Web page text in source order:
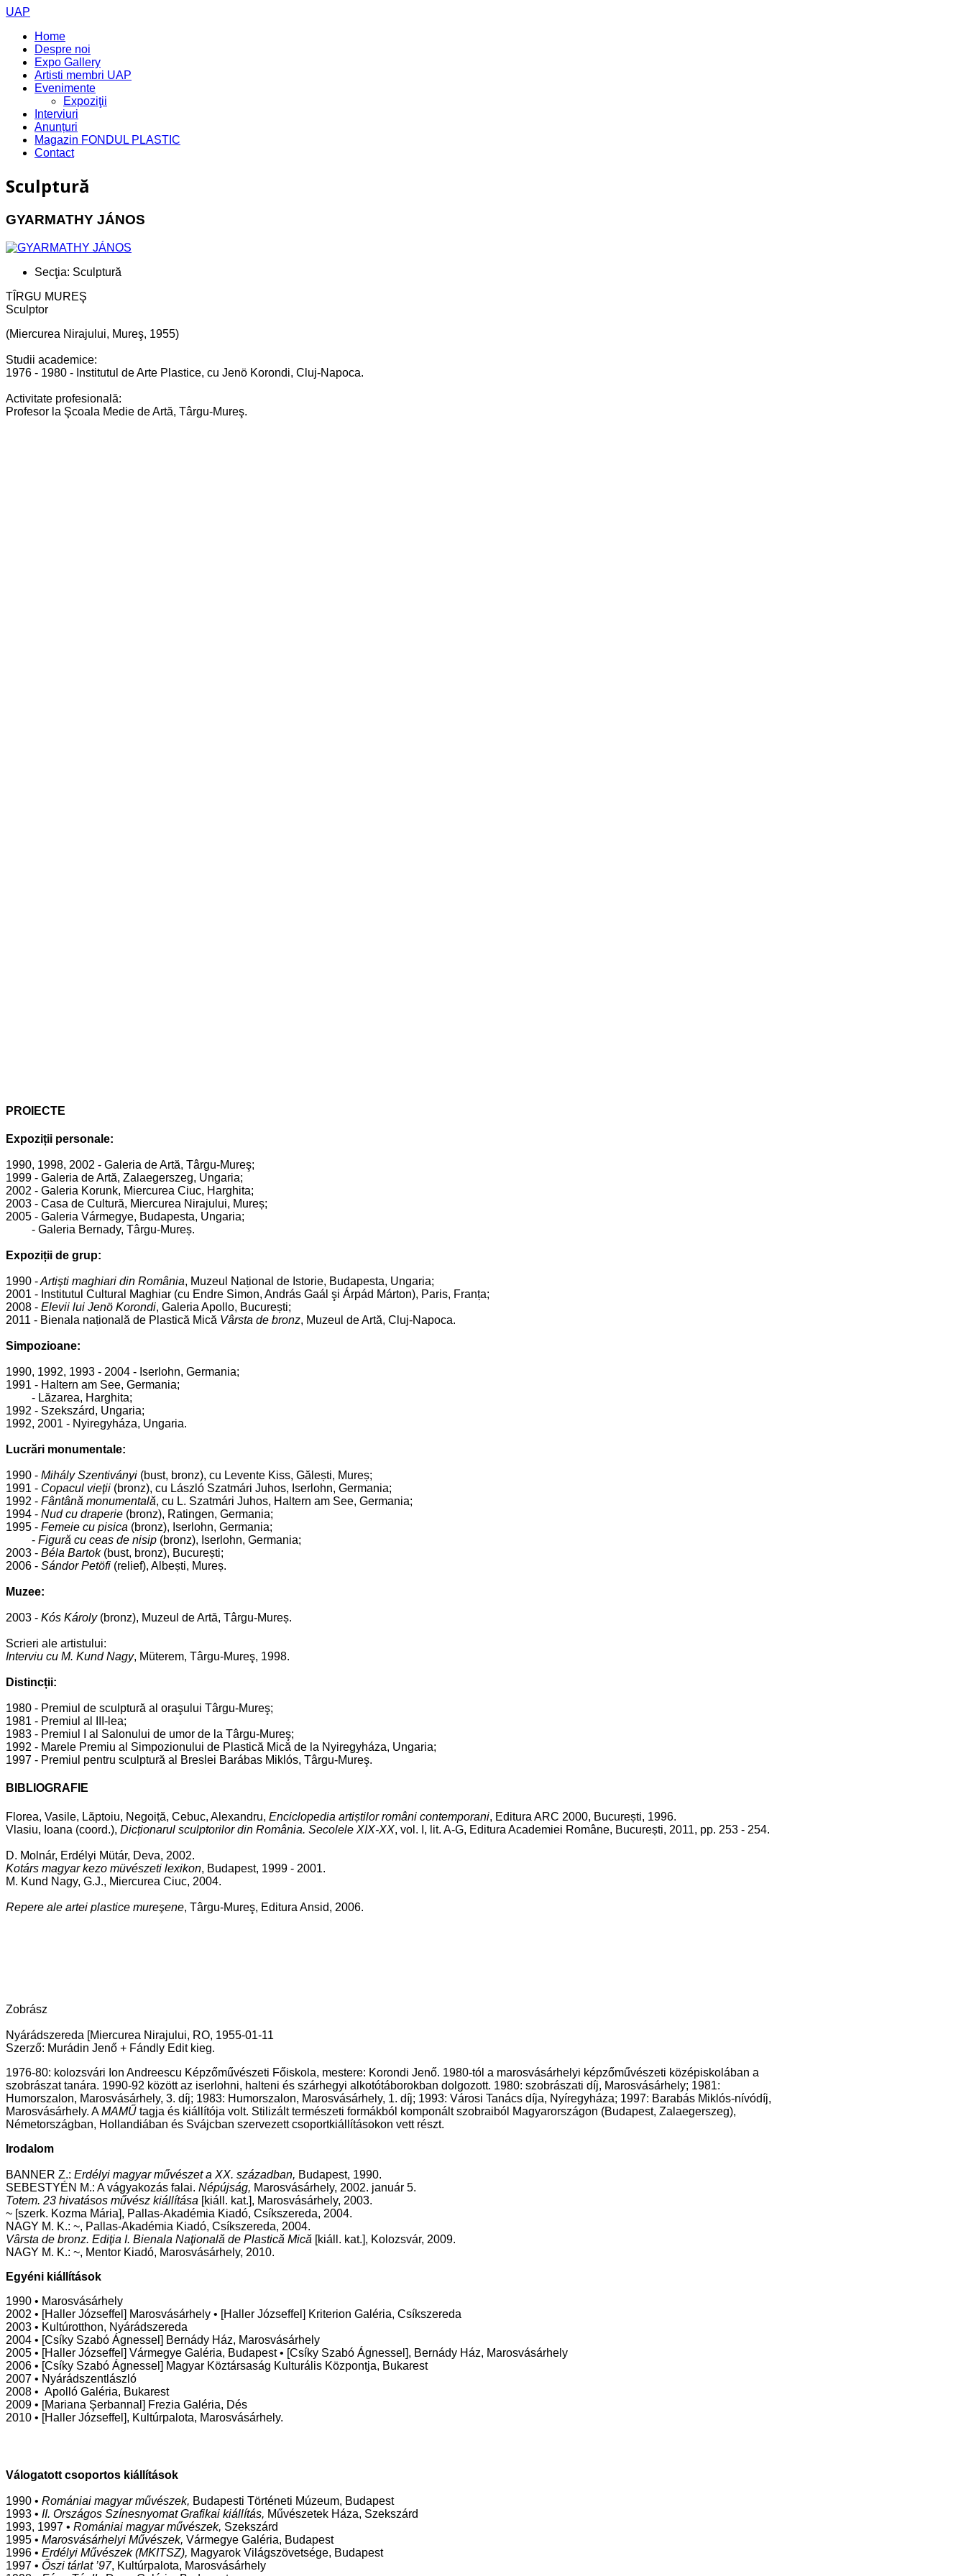
UAP
Home
Despre noi
Expo Gallery
Artisti membri UAP
Evenimente
Expoziţii
Interviuri
Anunțuri
Magazin FONDUL PLASTIC
Contact
Sculptură
GYARMATHY JÁNOS
Secţia: Sculptură
TÎRGU MUREŞ
Sculptor
(Miercurea Nirajului, Mureş, 1955)
Studii academice:
1976 - 1980 - Institutul de Arte Plastice, cu Jenö Korondi, Cluj-Napoca.
Activitate profesională:
Profesor la Şcoala Medie de Artă, Târgu-Mureş.
PROIECTE
Expoziții personale:
1990, 1998, 2002 - Galeria de Artă, Târgu-Mureş;
1999 - Galeria de Artă, Zalaegerszeg, Ungaria;
2002 - Galeria Korunk, Miercurea Ciuc, Harghita;
2003 - Casa de Cultură, Miercurea Nirajului, Mureș;
2005 - Galeria Vármegye, Budapesta, Ungaria;
- Galeria Bernady, Târgu-Mureș.
Expoziții de grup:
1990 -Artişti maghiari din România, Muzeul Național de Istorie, Budapesta, Ungaria;
2001 - Institutul Cultural Maghiar (cu Endre Simon, András Gaál şi Árpád Márton), Paris, Franța;
2008 - Elevii lui Jenö Korondi, Galeria Apollo, București;
2011 - Bienala națională de Plastică Mică Vârsta de bronz, Muzeul de Artă, Cluj-Napoca.
Simpozioane:
1990, 1992, 1993 - 2004 - Iserlohn, Germania;
1991 - Haltern am See, Germania;
- Lăzarea, Harghita;
1992 - Szekszárd, Ungaria;
1992, 2001 - Nyiregyháza, Ungaria.
Lucrări monumentale:
1990 - Mihály Szentiványi (bust, bronz), cu Levente Kiss, Gălești, Mureș;
1991 - Copacul vieţii (bronz), cu László Szatmári Juhos, Iserlohn, Germania;
1992 - Fântână monumentală, cu L. Szatmári Juhos, Haltern am See, Germania;
1994 - Nud cu draperie (bronz), Ratingen, Germania;
1995 - Femeie cu pisica (bronz), Iserlohn, Germania;
- Figură cu ceas de nisip (bronz), Iserlohn, Germania;
2003 - Béla Bartok(bust, bronz), București;
2006 - Sándor Petöfi (relief), Albești, Mureș.
Muzee:
2003 - Kós Károly (bronz), Muzeul de Artă, Târgu-Mureș.
Scrieri ale artistului:
Interviu cu M. Kund Nagy, Müterem, Târgu-Mureş, 1998.
Distincții:
1980 - Premiul de sculptură al oraşului Târgu-Mureş;
1981 - Premiul al III-lea;
1983 - Premiul I al Salonului de umor de la Târgu-Mureş;
1992 - Marele Premiu al Simpozionului de Plastică Mică de la Nyiregyháza, Ungaria;
1997 - Premiul pentru sculptură al Breslei Barábas Miklós, Târgu-Mureş.
BIBLIOGRAFIE
Florea, Vasile, Lăptoiu, Negoiță, Cebuc, Alexandru, Enciclopedia artiștilor români contemporani, Editura ARC 2000, București, 1996.
Vlasiu, Ioana (coord.), Dicționarul sculptorilor din România. Secolele XIX-XX, vol. I, lit. A-G, Editura Academiei Române, București, 2011, pp. 253 - 254.
D. Molnár, Erdélyi Mütár, Deva, 2002.
Kotárs magyar kezo müvészeti lexikon, Budapest, 1999 - 2001.
M. Kund Nagy, G.J., Miercurea Ciuc, 2004.
Repere ale artei plastice mureşene, Târgu-Mureş, Editura Ansid, 2006.
Zobrász
Nyárádszereda [Miercurea Nirajului, RO, 1955-01-11
Szerző: Murádin Jenő + Fándly Edit kieg.
1976-80: kolozsvári Ion Andreescu Képzőművészeti Főiskola, mestere: Korondi Jenő. 1980-tól a marosvásárhelyi képzőművészeti középiskolában a
szobrászat tanára. 1990-92 között az iserlohni, halteni és szárhegyi alkotótáborokban dolgozott. 1980: szobrászati díj, Marosvásárhely; 1981:
Humorszalon, Marosvásárhely, 3. díj; 1983: Humorszalon, Marosvásárhely, 1. díj; 1993: Városi Tanács díja, Nyíregyháza; 1997: Barabás Miklós-nívódíj,
Marosvásárhely. AMAMŰ tagja és kiállítója volt. Stilizált természeti formákból komponált szobraiból Magyarországon (Budapest, Zalaegerszeg),
Németországban, Hollandiában és Svájcban szervezett csoportkiállításokon vett részt.
Irodalom
BANNER Z.: Erdélyi magyar művészet a XX. században, Budapest, 1990.
SEBESTYÉN M.: A vágyakozás falai. Népújság, Marosvásárhely, 2002. január 5.
Totem. 23 hivatásos művész kiállítása [kiáll. kat.], Marosvásárhely, 2003.
~ [szerk. Kozma Mária], Pallas-Akadémia Kiadó, Csíkszereda, 2004.
NAGY M. K.: ­~, Pallas-Akadémia Kiadó, Csíkszereda, 2004.
Vârsta de bronz. Ediţia I. Bienala Naţională de Plastică Mică [kiáll. kat.], Kolozsvár, 2009.
NAGY M. K.: ~, Mentor Kiadó, Marosvásárhely, 2010.
Egyéni kiállítások
1990 • Marosvásárhely
2002 • [Haller Józseffel] Marosvásárhely • [Haller Józseffel] Kriterion Galéria, Csíkszereda
2003 • Kultúrotthon, Nyárádszereda
2004 • [Csíky Szabó Ágnessel] Bernády Ház, Marosvásárhely
2005 • [Haller Józseffel] Vármegye Galéria, Budapest • [Csíky Szabó Ágnessel], Bernády Ház, Marosvásárhely
2006 • [Csíky Szabó Ágnessel] Magyar Köztársaság Kulturális Központja, Bukarest
2007 • Nyárádszentlászló
2008 • Apolló Galéria, Bukarest
2009 • [Mariana Şerbannal] Frezia Galéria, Dés
2010 • [Haller Józseffel], Kultúrpalota, Marosvásárhely.
Válogatott csoportos kiállítások
1990 • Romániai magyar művészek, Budapesti Történeti Múzeum, Budapest
1993 • II. Országos Színesnyomat Grafikai kiállítás, Művészetek Háza, Szekszárd
1993, 1997 • Romániai magyar művészek, Szekszárd
1995 • Marosvásárhelyi Művészek, Vármegye Galéria, Budapest
1996 • Erdélyi Művészek (MKITSZ), Magyarok Világszövetsége, Budapest
1997 • Őszi tárlat ’97, Kultúrpalota, Marosvásárhely